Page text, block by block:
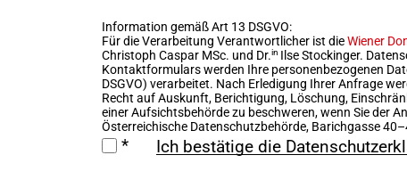
Information gemäß Art 13 DSGVO:
Für die Verarbeitung Verantwortlicher ist dieWiener
Christoph Caspar MSc. und Dr.in Ilse Stockinger.
Kontaktformulars werden Ihre personenbezogenen
DSGVO) verarbeitet. Nach Erledigung Ihrer Anfrage
Recht auf Auskunft, Berichtigung, Löschung,
einer Aufsichtsbehörde zu beschweren, wenn Sie der
Österreichische Datenschutzbehörde, Barichgasse
Ich bestätige die